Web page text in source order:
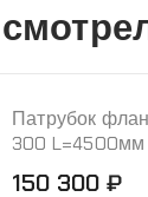
info@abbro.ru